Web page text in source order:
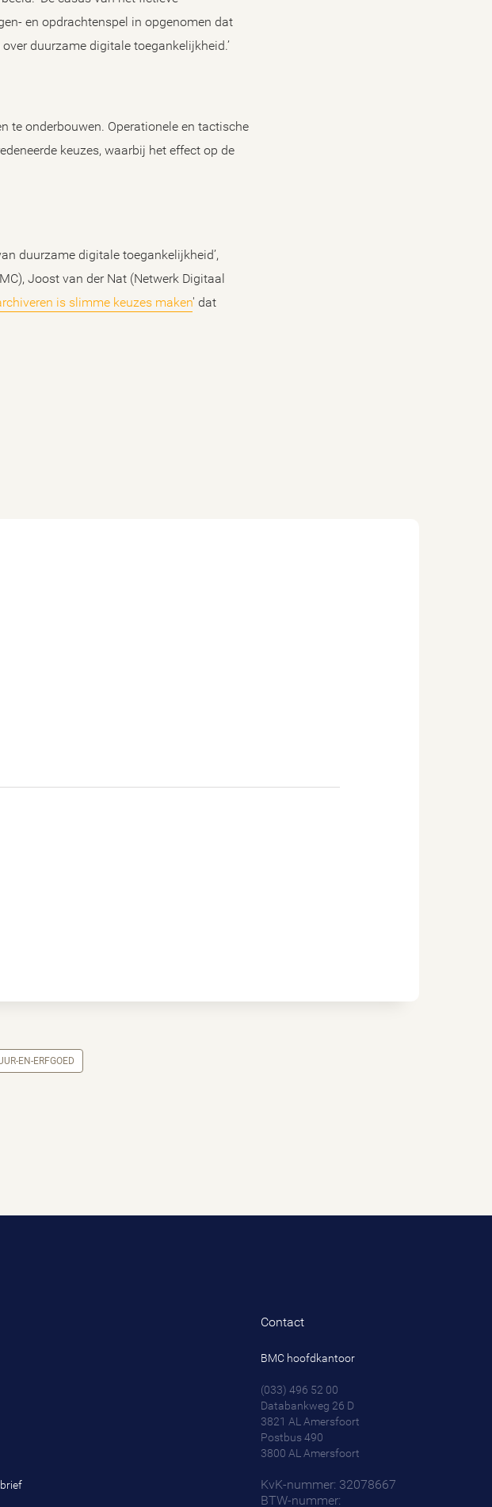
en opdrachtenspel in opgenomen dat
duurzame digitale toegankelijkheid.’
te onderbouwen. Operationele en tactische
keuzes, waarbij het effect op de
duurzame digitale toegankelijkheid’,
Joost van der Nat (Netwerk Digitaal
is slimme keuzes maken' dat
EN-ERFGOED
Contact
BMC hoofdkantoor
(033) 496 52 00
Databankweg 26 D
3821 ALAmersfoort
Postbus 490
3800 ALAmersfoort
KvK-nummer: 32078667
BTW-nummer: